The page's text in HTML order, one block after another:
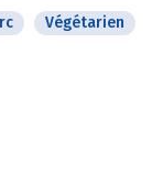
Végétarien